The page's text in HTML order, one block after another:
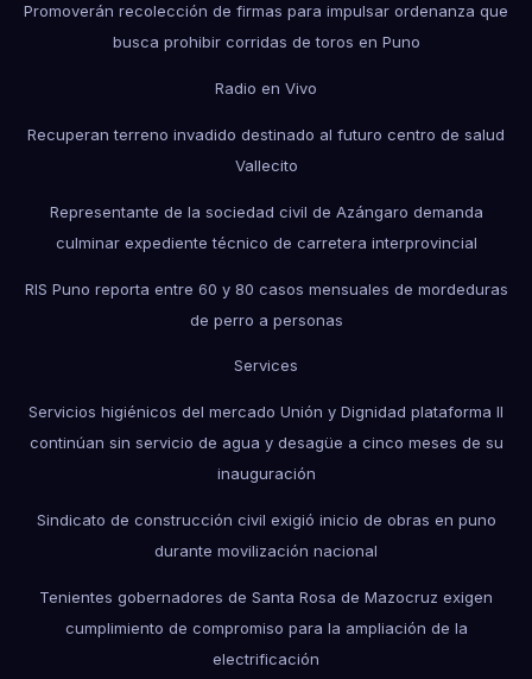
Promoverán recolección de firmas para impulsar ordenanza que
busca prohibir corridas de toros en Puno
Radio en Vivo
Recuperan terreno invadido destinado al futuro centro de salud
Vallecito
Representante de la sociedad civil de Azángaro demanda
culminar expediente técnico de carretera interprovincial
RIS Puno reporta entre 60 y 80 casos mensuales de mordeduras
de perro a personas
Services
Servicios higiénicos del mercado Unión y Dignidad plataforma II
continúan sin servicio de agua y desagüe a cinco meses de su
inauguración
Sindicato de construcción civil exigió inicio de obras en puno
durante movilización nacional
Tenientes gobernadores de Santa Rosa de Mazocruz exigen
cumplimiento de compromiso para la ampliación de la
electrificación